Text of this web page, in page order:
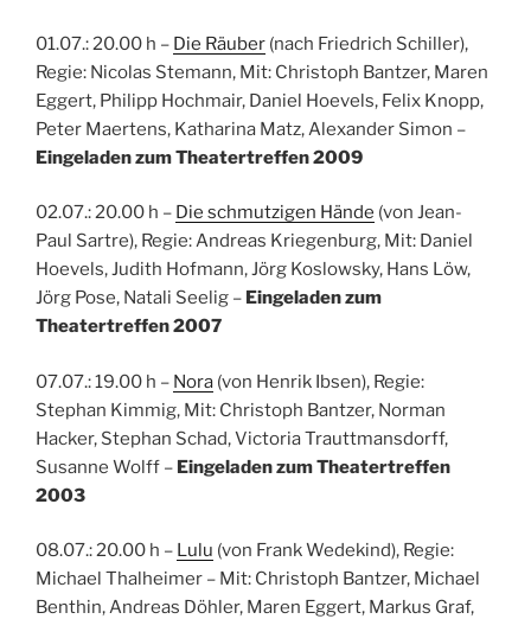
01.07.: 20.00 h – Die Räuber (nach Friedrich Schiller),
Regie: Nicolas Stemann, Mit: Christoph Bantzer, Maren
Eggert, Philipp Hochmair, Daniel Hoevels, Felix Knopp,
Peter Maertens, Katharina Matz, Alexander Simon –
Eingeladen zum Theatertreffen 2009
02.07.: 20.00 h – Die schmutzigen Hände (von Jean-
Paul Sartre), Regie: Andreas Kriegenburg, Mit: Daniel
Hoevels, Judith Hofmann, Jörg Koslowsky, Hans Löw,
Jörg Pose, Natali Seelig – Eingeladen zum
Theatertreffen 2007
07.07.: 19.00 h – Nora (von Henrik Ibsen), Regie:
Stephan Kimmig, Mit: Christoph Bantzer, Norman
Hacker, Stephan Schad, Victoria Trauttmansdorff,
Susanne Wolff – Eingeladen zum Theatertreffen
2003
08.07.: 20.00 h – Lulu (von Frank Wedekind), Regie:
Michael Thalheimer – Mit: Christoph Bantzer, Michael
Benthin, Andreas Döhler, Maren Eggert, Markus Graf,